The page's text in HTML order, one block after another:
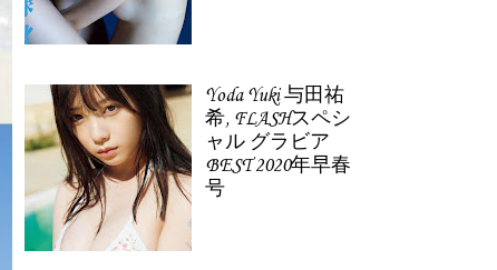
Yoda Yuki 与田祐
希, FLASHスペシ
ャル グラビア
BEST 2020年早春
号